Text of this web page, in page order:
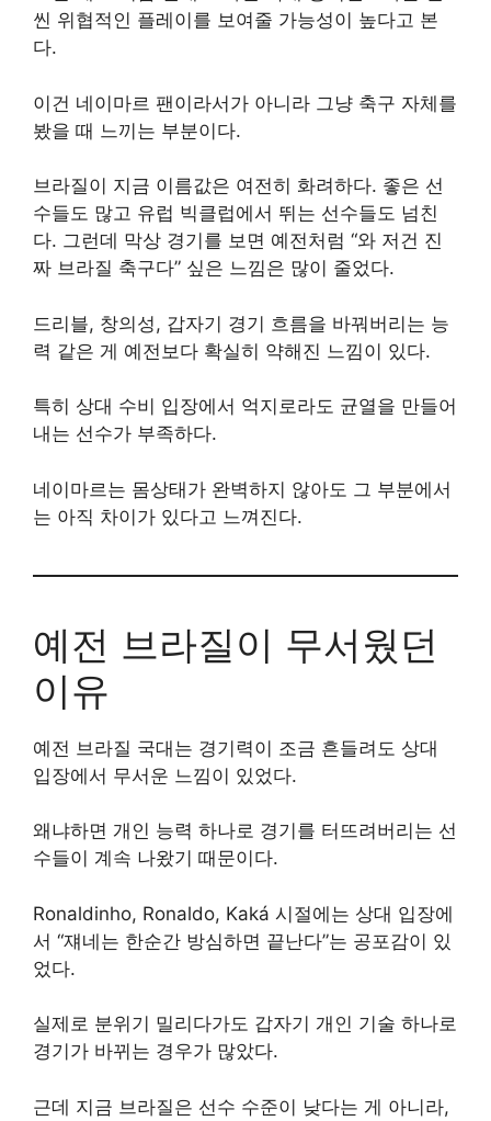
씬 위협적인 플레이를 보여줄 가능성이 높다고 본
다.
이건 네이마르 팬이라서가 아니라 그냥 축구 자체를
봤을 때 느끼는 부분이다.
브라질이 지금 이름값은 여전히 화려하다. 좋은 선
수들도 많고 유럽 빅클럽에서 뛰는 선수들도 넘친
다. 그런데 막상 경기를 보면 예전처럼 “와 저건 진
짜 브라질 축구다” 싶은 느낌은 많이 줄었다.
드리블, 창의성, 갑자기 경기 흐름을 바꿔버리는 능
력 같은 게 예전보다 확실히 약해진 느낌이 있다.
특히 상대 수비 입장에서 억지로라도 균열을 만들어
내는 선수가 부족하다.
네이마르는 몸상태가 완벽하지 않아도 그 부분에서
는 아직 차이가 있다고 느껴진다.
예전 브라질이 무서웠던
이유
예전 브라질 국대는 경기력이 조금 흔들려도 상대
입장에서 무서운 느낌이 있었다.
왜냐하면 개인 능력 하나로 경기를 터뜨려버리는 선
수들이 계속 나왔기 때문이다.
Ronaldinho, Ronaldo, Kaká 시절에는 상대 입장에
서 “쟤네는 한순간 방심하면 끝난다”는 공포감이 있
었다.
실제로 분위기 밀리다가도 갑자기 개인 기술 하나로
경기가 바뀌는 경우가 많았다.
근데 지금 브라질은 선수 수준이 낮다는 게 아니라,